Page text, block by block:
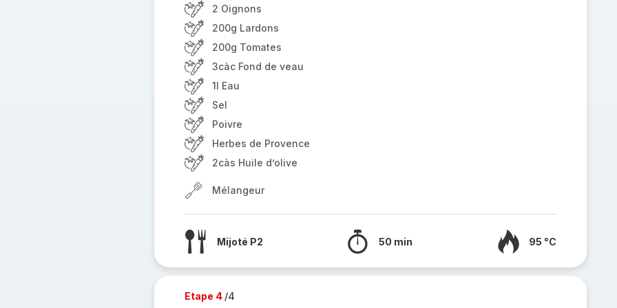
2 Oignons
200g Lardons
200g Tomates
3càc Fond de veau
1l Eau
Sel
Poivre
Herbes de Provence
2càs Huile d’olive
Mélangeur
Mijoté P2 50 min 95 °C
Etape 4 /4